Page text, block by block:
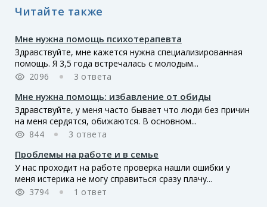
Читайте также
Мне нужна помощь психотерапевта
Здравствуйте, мне кажется нужна специализированная
помощь. Я 3,5 года встречалась с молодым...
2096
3 ответа
Мне нужна помощь: избавление от обиды
Здравствуйте, у меня часто бывает что люди без причин
на меня сердятся, обижаются. В основном...
844
3 ответа
Проблемы на работе и в семье
У нас проходит на работе проверка нашли ошибки у
меня истерика не могу справиться сразу плачу...
3794
1 ответ